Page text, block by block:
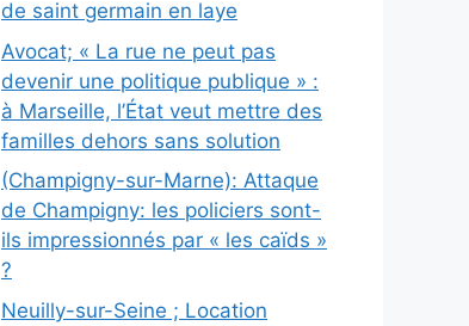
de saint germain en laye
Avocat; « La rue ne peut pas
devenir une politique publique » :
à Marseille, l’État veut mettre des
familles dehors sans solution
(Champigny-sur-Marne): Attaque
de Champigny: les policiers sont-
ils impressionnés par « les caïds »
?
Neuilly-sur-Seine ; Location